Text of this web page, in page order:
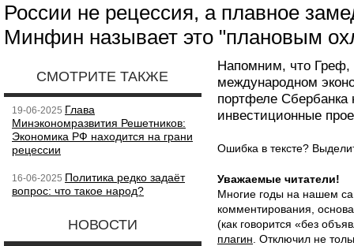
России не рецессия, а плавное
Минфин называет это "плановым
СМОТРИТЕ ТАКЖЕ
19-06-2025 Глава
Минэкономразвития Решетников:
Экономика РФ находится на грани
рецессии
16-06-2025 Политика редко задаёт
вопрос: что такое народ?
НОВОСТИ
Напомним, что Греф,
международном
портфеле Сбербанка
инвестиционные
Ошибка в тексте?
Уважаемые читатели!
Многие годы на нашем
комментирования,
(как говорится «без
плагин . Отключил не